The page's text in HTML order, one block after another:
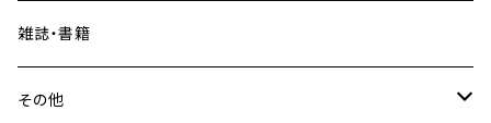
雑誌・書籍
その他